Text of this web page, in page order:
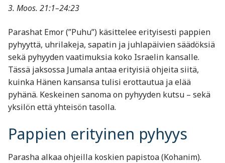
3. Moos. 21:1–24:23
Parashat Emor (”Puhu”) käsittelee erityisesti pappien
pyhyyttä, uhrilakeja, sapatin ja juhlapäivien säädöksiä
sekä pyhyyden vaatimuksia koko Israelin kansalle.
Tässä jaksossa Jumala antaa erityisiä ohjeita siitä,
kuinka Hänen kansansa tulisi erottautua ja elää
pyhänä. Keskeinen sanoma on pyhyyden kutsu – sekä
yksilön että yhteisön tasolla.
Pappien erityinen pyhyys
Parasha alkaa ohjeilla koskien papistoa (Kohanim).